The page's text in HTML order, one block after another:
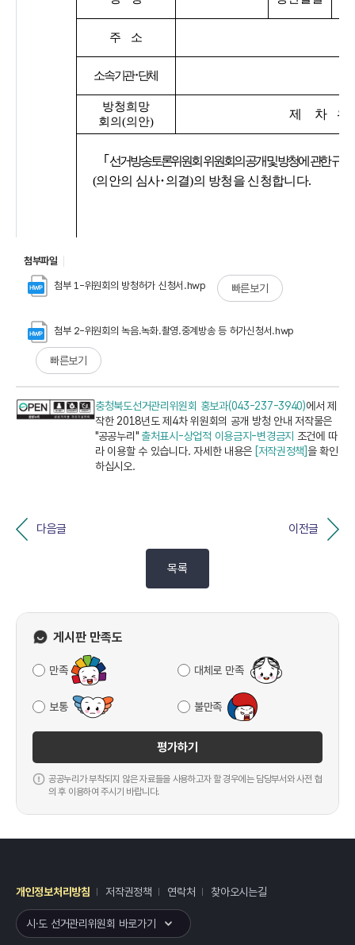
첨부파일
첨부 1-위원회의 방청허가 신청서.hwp 빠른보기
첨부 2-위원회의 녹음.녹화.촬영.중계방송 등 허가신청서.hwp
빠른보기
충청북도선거관리위원회 홍보과(043-237-3940)에서 제
작한 2018년도 제4차 위원회의 공개 방청 안내 저작물은
"공공누리" 출처표시-상업적 이용금지-변경금지 조건에 따
라 이용할 수 있습니다. 자세한 내용은 [저작권정책]을 확인
하십시오.
다음글 이전글
목록
게시판 만족도
만족 대체로 만족
보통 불만족
평가하기
공공누리가 부착되지 않은 자료들을 사용하고자 할 경우에는 담당부서와 사전 협
의 후 이용하여 주시기 바랍니다.
개인정보처리방침 저작권정책 연락처 찾아오시는길
시·도 선거관리위원회 바로가기